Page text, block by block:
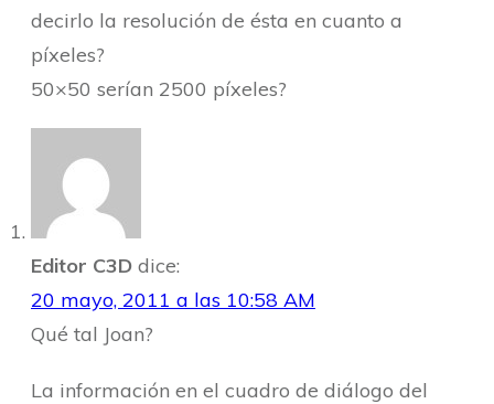
decirlo la resolución de ésta en cuanto a
píxeles?
50×50 serían 2500 píxeles?
Editor C3D dice:
20 mayo, 2011 a las 10:58 AM
Qué tal Joan?
La información en el cuadro de diálogo del